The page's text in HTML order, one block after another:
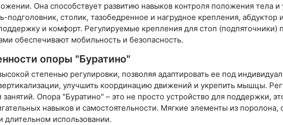
Она способствует развитию навыков контроля положения
подголовник, столик, тазобедренное и нагрудное крепления,
и комфорт. Регулируемые крепления для стоп (подпяточники)
обеспечивают мобильность и безопасность.
опоры "Буратино"
степенью регулировки, позволяя адаптировать ее под
улучшить координацию движений и укрепить мышцы.
Опора "Буратино" – это не просто устройство для поддержки,
навыков и самостоятельности. Мягкие элементы из поролона,
длительном использовании.